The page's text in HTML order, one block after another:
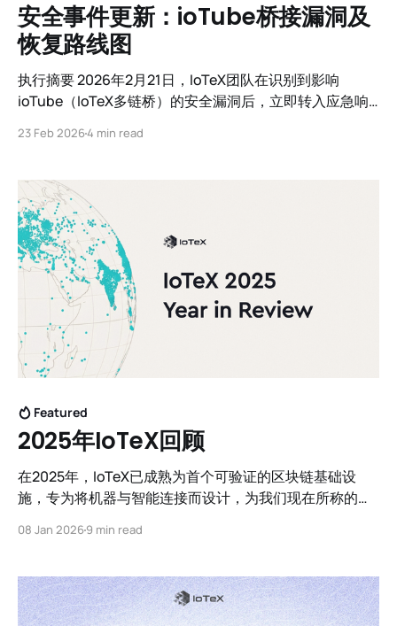
安全事件更新：ioTube桥接漏洞及
恢复路线图
执行摘要 2026年2月21日，IoTeX团队在识别到影响
ioTube（IoTeX多链桥）的安全漏洞后，立即转入应急响
述发生了什么、资金状态以及我们未来的恢复和赔偿路
可能与之前的高调DeFi漏洞有关，完整的归属细节将包含
在事后报告中。
23 Feb 20264 min read
Featured
2025年IoTeX回顾
在2025年，IoTeX已成熟为首个可验证的区块链基础设
施，专为将机器与智能连接而设计，为我们现在所称的现
08 Jan 20269 min read